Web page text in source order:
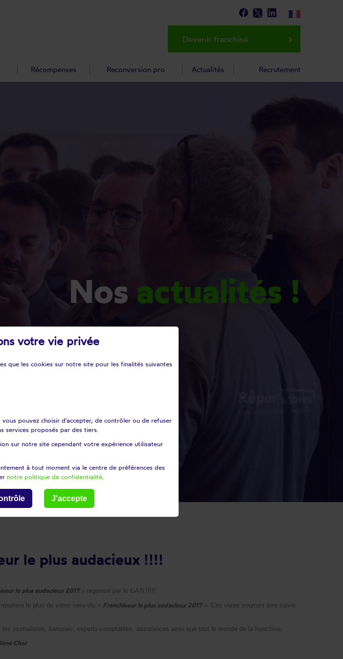
Nos actualités !
keyboard_arrow_down
le plus audacieux !!!!
le plus audacieux 2017 » organisé par le GAN !!!!!
le plus de votes sera élu « Franchiseur le plus audacieux 2017 ». Ces votes pourront être suivis
les journalistes, banques, experts-comptables, assurances ainsi que tout le monde de la franchise.
Char
Devenir franchisé keyboard_arrow_right
Récompenses Reconversion pro Actualités Recrutement
votre vie privée
que les cookies sur notre site pour les finalités suivantes
pouvez choisir d'accepter, de contrôler ou de refuser
services proposés par des tiers.
sur notre site cependant votre expérience utilisateur
à tout moment via le centre de préférences des
notre politique de confidentialité
J'accepte